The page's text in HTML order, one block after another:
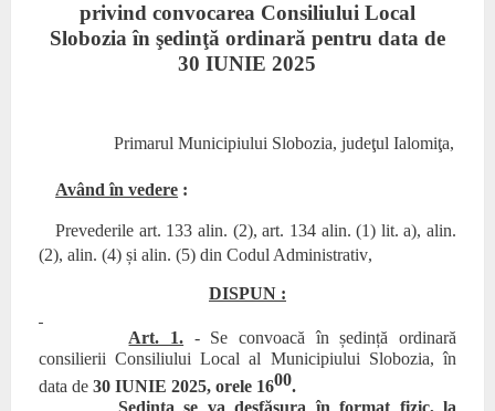
privind convocarea Consiliului Local
Slobozia în şedinţă ordinară pentru data de
30 IUNIE 2025
Primarul Municipiului Slobozia, judeţul Ialomiţa,
Având în vedere :
Prevederile art. 133 alin. (2), art. 134 alin. (1) lit. a), alin.
(2), alin. (4) și alin. (5)din Codul Administrativ,
DISPUN :
Art. 1. - Se convoacă în ședință ordinară
consilierii Consiliului Local al Municipiului Slobozia, în
data de 30 IUNIE 2025, orele 1600.